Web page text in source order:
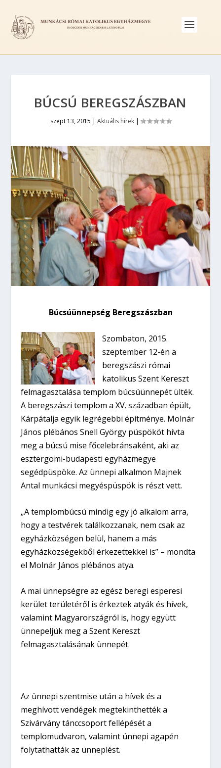
BÚCSÚ BEREGSZÁSZBAN
szept 13, 2015 | Aktuális hírek|
Búcsúünnepség Beregszászban
Szombaton, 2015.
szeptember 12-én a
beregszászi római
katolikus Szent Kereszt
felmagasztalása templom búcsúünnepét ülték.
A beregszászi templom a XV. században épült,
Kárpátalja egyik legrégebbi építménye. Molnár
János plébános Snell György püspököt hívta
meg a búcsú mise főcelebránsaként, aki az
esztergomi-budapesti egyházmegye
segédpüspöke. Az ünnepi alkalmon Majnek
Antal munkácsi megyéspüspök is részt vett.
„A templombúcsú mindig egy jó alkalom arra,
hogy a testvérek találkozzanak, nem csak az
egyházközségen belül, hanem a más
egyházközségekből érkezettekkel is” – mondta
el Molnár János plébános atya.
A mai ünnepségre az egész beregi esperesi
kerület területéről is érkeztek atyák és hívek,
valamint Magyarországról is, hogy együtt
ünnepeljük meg a Szent Kereszt
felmagasztalásának ünnepét.
Az ünnepi szentmise után a hívek és a
meghívott vendégek megtekinthették a
Szivárvány tánccsoport fellépését a
templomudvaron, valamint ünnepi agapén
folytathatták az ünneplést.